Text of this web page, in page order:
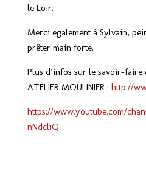
le Loir.
Merci également à Sylvain,
prêter main forte.
Plus d’infos sur le savoir-faire
ATELIER MOULINIER : http://
https://www.youtube.com/
nNdcl1Q